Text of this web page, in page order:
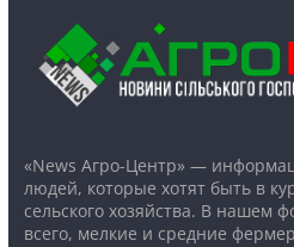
«News Агро-Центр» —
людей, которые хотят быть в
сельского хозяйства. В нашем
всего, мелкие и средние